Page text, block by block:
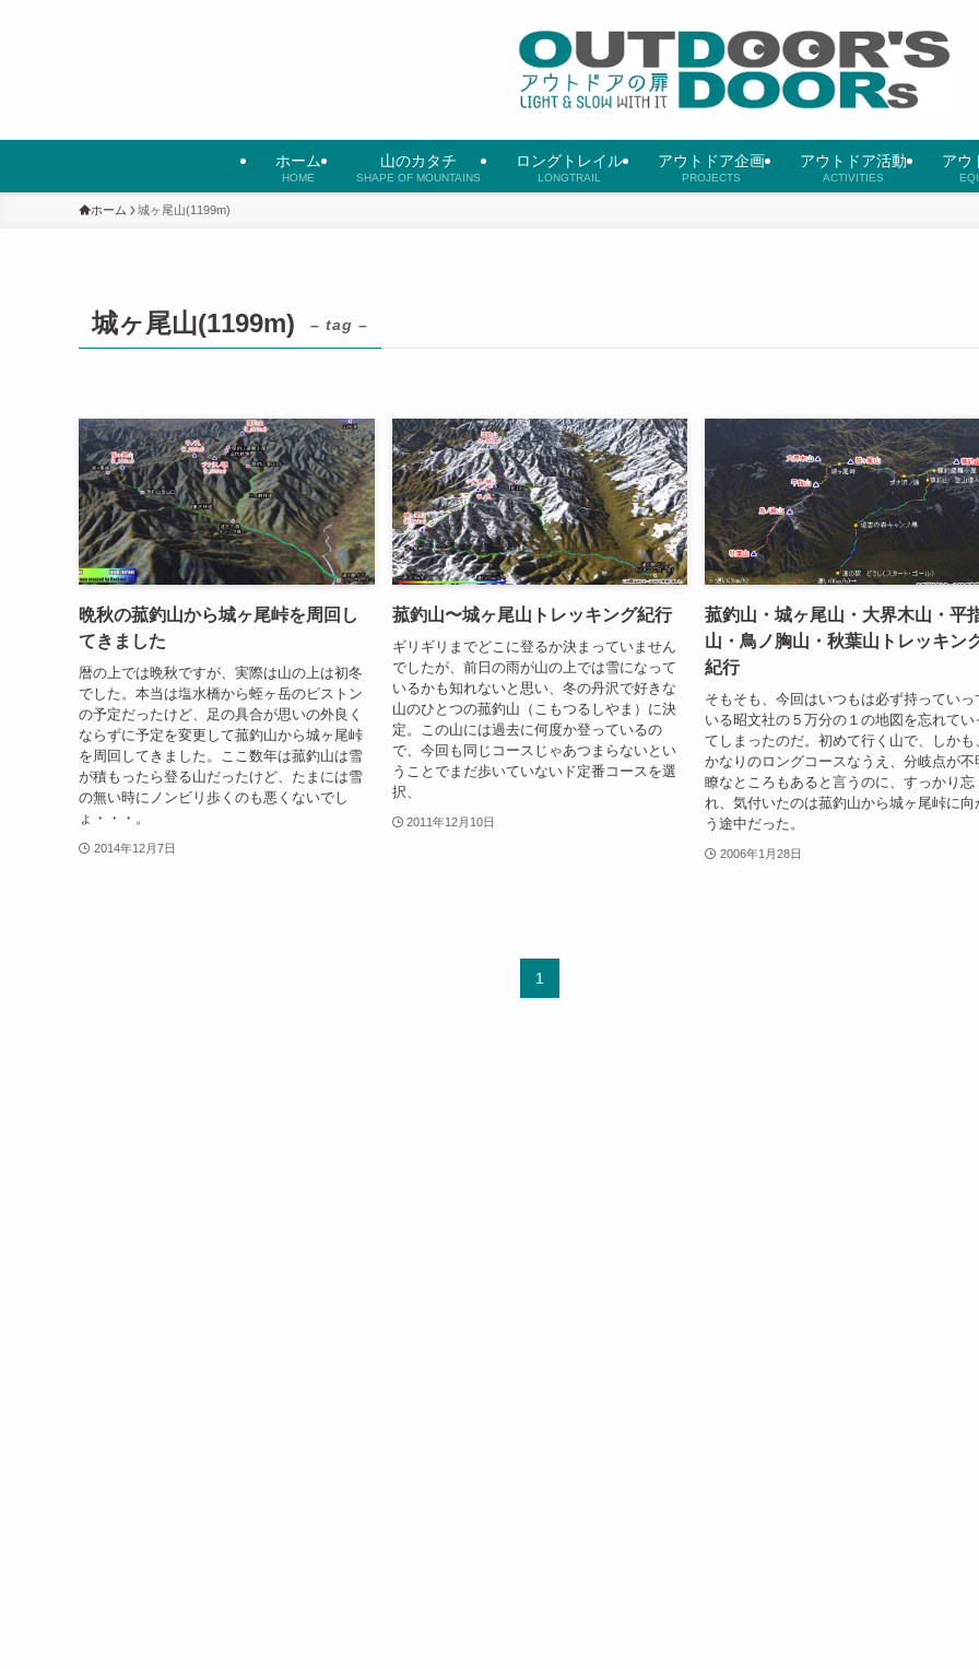
ホーム
HOME
山のカタチ
SHAPE OF MOUNTAINS
ロングトレイル
LONGTRAIL
アウトドア企画
PROJECTS
アウトドア活動
ACTIVITIES
アウ
ホーム 城ヶ尾山(1199m)
城ヶ尾山(1199m) – tag –
晩秋の菰釣山から城ヶ尾峠を周回し
てきました
暦の上では晩秋ですが、実際は山の上は初冬
でした。本当は塩水橋から蛭ヶ岳のピストン
の予定だったけど、足の具合が思いの外良く
ならずに予定を変更して菰釣山から城ヶ尾峠
を周回してきました。ここ数年は菰釣山は雪
が積もったら登る山だったけど、たまには雪
の無い時にノンビリ歩くのも悪くないでし
ょ・・・。
2014年12月7日
菰釣山〜城ヶ尾山トレッキング紀行
ギリギリまでどこに登るか決まっていません
でしたが、前日の雨が山の上では雪になって
いるかも知れないと思い、冬の丹沢で好きな
山のひとつの菰釣山（こもつるしやま）に決
定。この山には過去に何度か登っているの
で、今回も同じコースじゃあつまらないとい
うことでまだ歩いていないド定番コースを選
択、
2011年12月10日
菰釣山・城ヶ尾山・大界木山・平
山・鳥ノ胸山・秋葉山トレッキン
紀行
そもそも、今回はいつもは必ず持っていっ
いる昭文社の５万分の１の地図を忘れてい
てしまったのだ。初めて行く山で、しかも
かなりのロングコースなうえ、分岐点が不
瞭なところもあると言うのに、すっかり忘
れ、気付いたのは菰釣山から城ヶ尾峠に向
う途中だった。
2006年1月28日
1